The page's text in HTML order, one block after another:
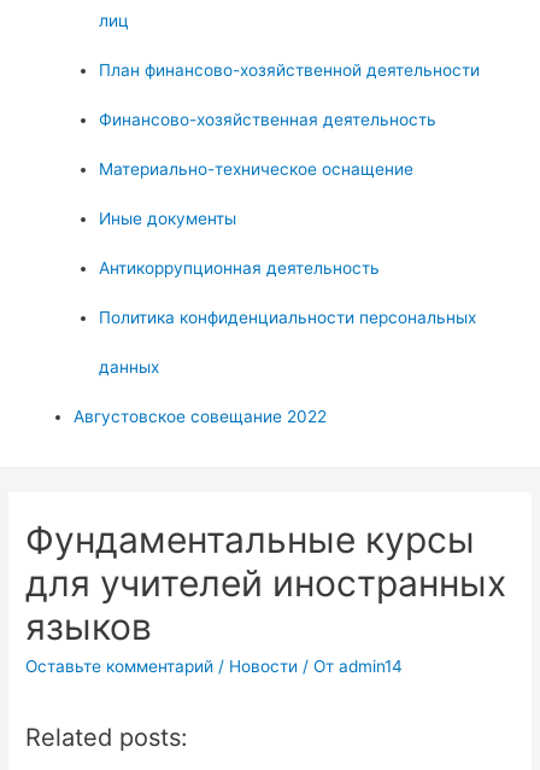
лиц
План финансово-хозяйственной деятельности
Финансово-хозяйственная деятельность
Материально-техническое оснащение
Иные документы
Антикоррупционная деятельность
Политика конфиденциальности персональных
данных
Августовское совещание 2022
Фундаментальные курсы
для учителей иностранных
языков
Оставьте комментарий / Новости / От admin14
Related posts: